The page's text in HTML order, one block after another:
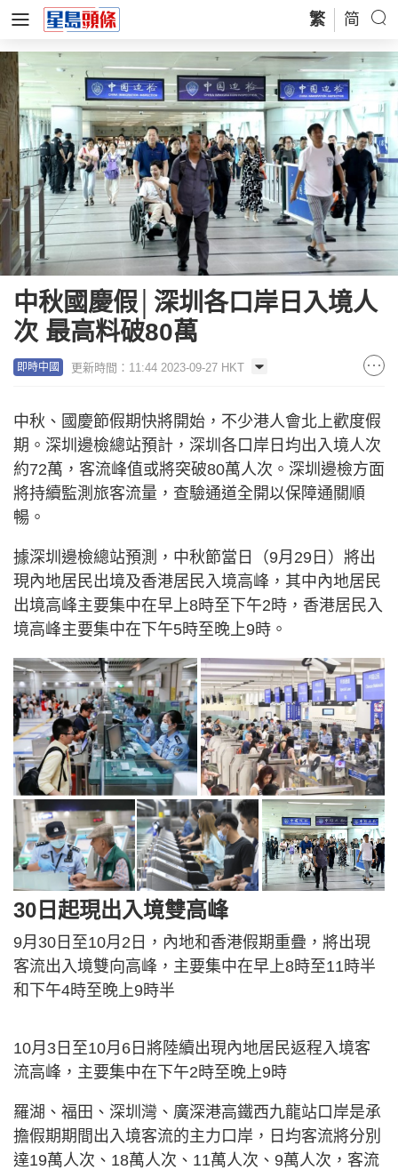
繁 简
中秋國慶假│深圳各口岸日入境人
次 最高料破80萬
即時中國 更新時間：11:44 2023-09-27 HKT
中秋、國慶節假期快將開始，不少港人會北上歡度假
期。深圳邊檢總站預計，深圳各口岸日均出入境人次
約72萬，客流峰值或將突破80萬人次。深圳邊檢方面
將持續監測旅客流量，查驗通道全開以保障通關順
暢。
據深圳邊檢總站預測，中秋節當日（9月29日）將出
現內地居民出境及香港居民入境高峰，其中內地居民
出境高峰主要集中在早上8時至下午2時，香港居民入
境高峰主要集中在下午5時至晚上9時。
30日起現出入境雙高峰
9月30日至10月2日，內地和香港假期重疊，將出現
客流出入境雙向高峰，主要集中在早上8時至11時半
和下午4時至晚上9時半
10月3日至10月6日將陸續出現內地居民返程入境客
流高峰，主要集中在下午2時至晚上9時
羅湖、福田、深圳灣、廣深港高鐵西九龍站口岸是承
擔假期期間出入境客流的主力口岸，日均客流將分別
達19萬人次、18萬人次、11萬人次、9萬人次，客流